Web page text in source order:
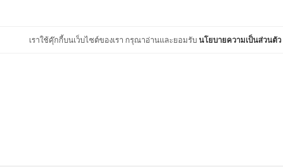
เราใช้คุ๊กกี้บนเว็บไซต์ของเรา กรุณาอ่านและยอมรับนโยบายความเป็นส่วนตัว